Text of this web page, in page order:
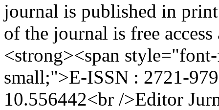
journal is published in
of the journal is free
<strong><span
small;">E-ISSN : 2721-
10.556442<br />Editor